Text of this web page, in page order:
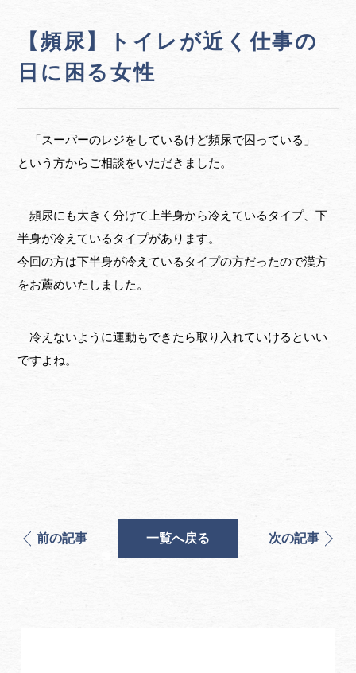
【頻尿】トイレが近く仕事の
日に困る女性
「スーパーのレジをしているけど頻尿で困っている」
という方からご相談をいただきました。
頻尿にも大きく分けて上半身から冷えているタイプ、下
半身が冷えているタイプがあります。
今回の方は下半身が冷えているタイプの方だったので漢方
をお薦めいたしました。
冷えないように運動もできたら取り入れていけるといい
ですよね。
前の記事 一覧へ戻る 次の記事